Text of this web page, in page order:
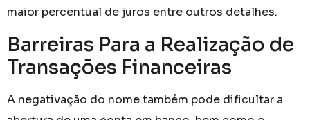
maior percentual de juros entre outros detalhes.
Barreiras Para a Realização de
Transações Financeiras
A negativação do nome também pode dificultar a